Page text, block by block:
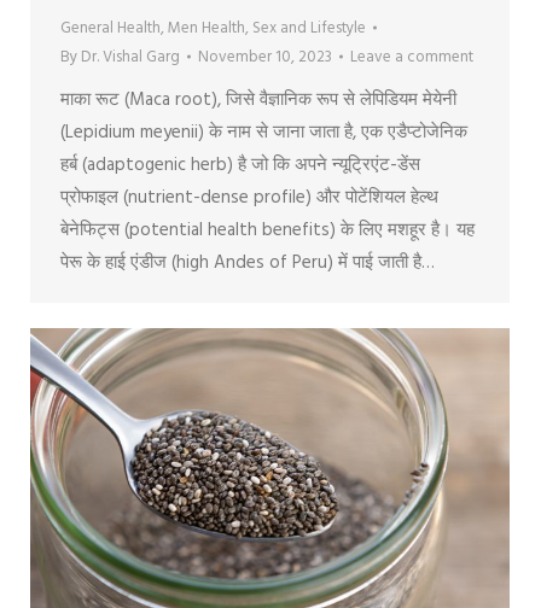
General Health, Men Health, Sex and Lifestyle
By Dr. Vishal Garg November 10, 2023 Leave a comment
माका रूट (Maca root), जिसे वैज्ञानिक रूप से लेपिडियम मेयेनी
(Lepidium meyenii) के नाम से जाना जाता है, एक एडैप्टोजेनिक
हर्ब (adaptogenic herb) है जो कि अपने न्यूट्रिएंट-डेंस
प्रोफाइल (nutrient-dense profile) और पोटेंशियल हेल्थ
बेनेफिट्स (potential health benefits) के लिए मशहूर है। यह
पेरू के हाई एंडीज (high Andes of Peru) में पाई जाती है…